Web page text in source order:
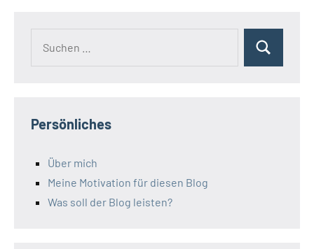
Suchen
Persönliches
Über mich
Meine Motivation für diesen Blog
Was soll der Blog leisten?